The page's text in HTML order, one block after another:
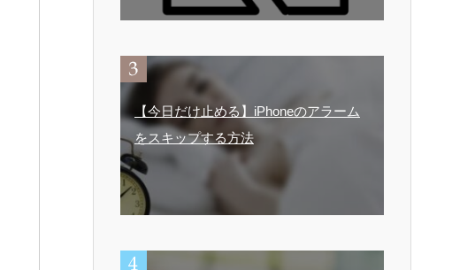
【今日だけ止める】iPhoneのアラーム
をスキップする方法